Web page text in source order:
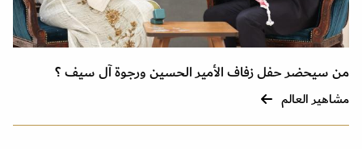
من سيحضر حفل زفاف الأمير الحسين ورجوة آل سيف ؟
مشاهير العالم